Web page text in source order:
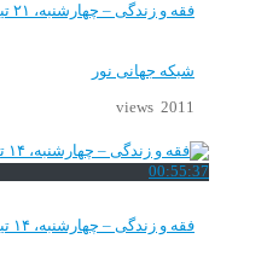
فقه و زندگی – چهارشنبه، ۲۱ تیر ۱۴۰۲
شبکه جهانی نور
2011 views
00:55:37
فقه و زندگی – چهارشنبه، ۱۴ تیر ۱۴۰۲